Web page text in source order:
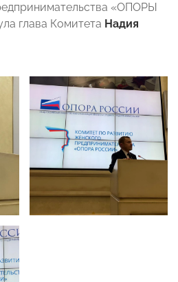
«ОПОРЫ
глава Комитета Надия